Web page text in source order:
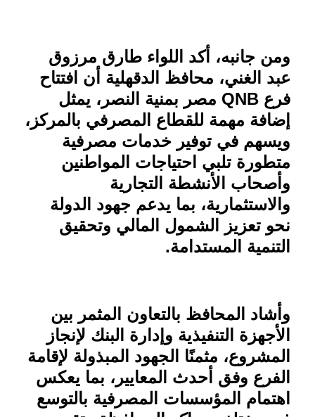
ومن جانبه، أكد اللواء طارق مرزوق
عبد الغني، محافظ الدقهلية أن افتتاح
فرع QNB مصر بمنية النصر، يمثل
إضافة مهمة للقطاع المصرفي بالمركز،
ويسهم في توفير خدمات مصرفية
متطورة تلبي احتياجات المواطنين
وأصحاب الأنشطة التجارية
والاستثمارية، بما يدعم جهود الدولة
نحو تعزيز الشمول المالي وتحقيق
التنمية المستدامة.
وأشاد المحافظ بالتعاون المثمر بين
الأجهزة التنفيذية وإدارة البنك لإنجاز
المشروع، مثمنًا الجهود المبذولة لإقامة
الفرع وفق أحدث المعايير، بما يعكس
اهتمام المؤسسات المصرفية بالتوسع